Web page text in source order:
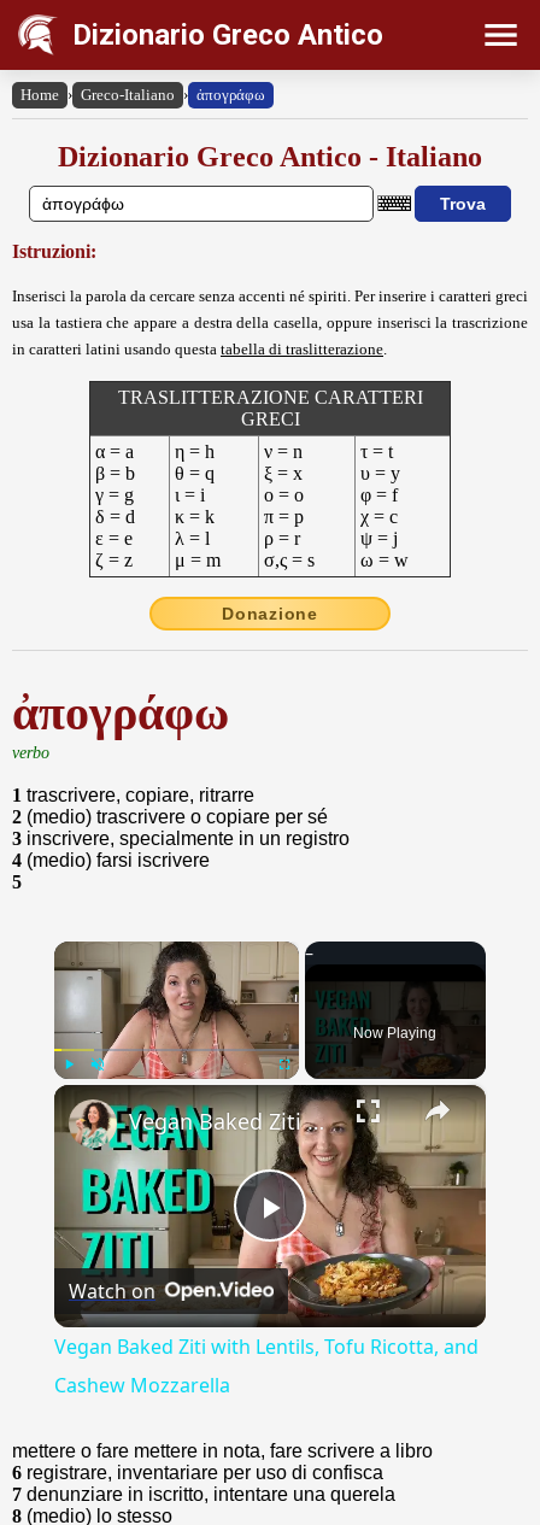
Dizionario Greco Antico
Home › Greco-Italiano › ἀπογράφω
Dizionario Greco Antico - Italiano
Istruzioni:
Inserisci la parola da cercare senza accenti né spiriti. Per inserire i caratteri greci
usa la tastiera che appare a destra della casella, oppure inserisci la trascrizione
in caratteri latini usando questa tabella di traslitterazione
TRASLITTERAZIONE CARATTERI
GRECI
α = a
β = b
γ = g
δ = d
ε = e
ζ = z
η = h
θ = q
ι = i
κ = k
λ = l
μ = m
ν = n
ξ = x
ο = o
π = p
ρ = r
σ,ς = s
τ = t
υ = y
φ = f
χ = c
ψ = j
ω = w
Donazione
ἀπογράφω
verbo
1 trascrivere, copiare, ritrarre
2 (medio) trascrivere o copiare per sé
3 inscrivere, specialmente in un registro
4 (medio) farsi iscrivere
5
×
Fullscreen
Now Playing
×
Play
Video
Vegan Baked Ziti with Lentils, Tofu Ricotta, and Cashew Mozzarella
Watch on
Vegan Baked Ziti with Lentils, Tofu Ricotta, and
Cashew Mozzarella
mettere o fare mettere in nota, fare scrivere a libro
6 registrare, inventariare per uso di confisca
7 denunziare in iscritto, intentare una querela
8 (medio) lo stesso